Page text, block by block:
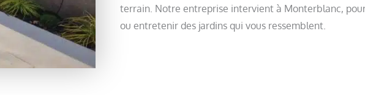
terrain. Notre entreprise intervient à Monterblanc,
ou entretenir des jardins qui vous ressemblent.